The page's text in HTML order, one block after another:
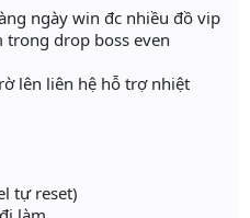
ngày win đc nhiều đồ vip
trong drop boss even
lên liên hệ hỗ trợ nhiệt
tự reset)